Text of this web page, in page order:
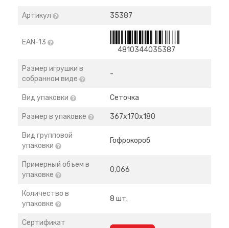
Артикул 35387
EAN-13
4810344035387
Размер игрушки в
собранном виде
-
Вид упаковки Сеточка
Размер в упаковке 367х170х180
Вид групповой
упаковки
Гофрокороб
Примерный объем в
упаковке
0,066
Количество в
упаковке
8 шт.
Сертификат